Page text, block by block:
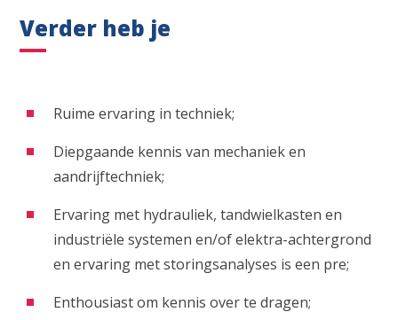
Verder heb je
Ruime ervaring in techniek;
Diepgaande kennis van mechaniek en
aandrijftechniek;
Ervaring met hydrauliek, tandwielkasten en
industriële systemen en/of elektra-achtergrond
en ervaring met storingsanalyses is een pre;
Enthousiast om kennis over te dragen;